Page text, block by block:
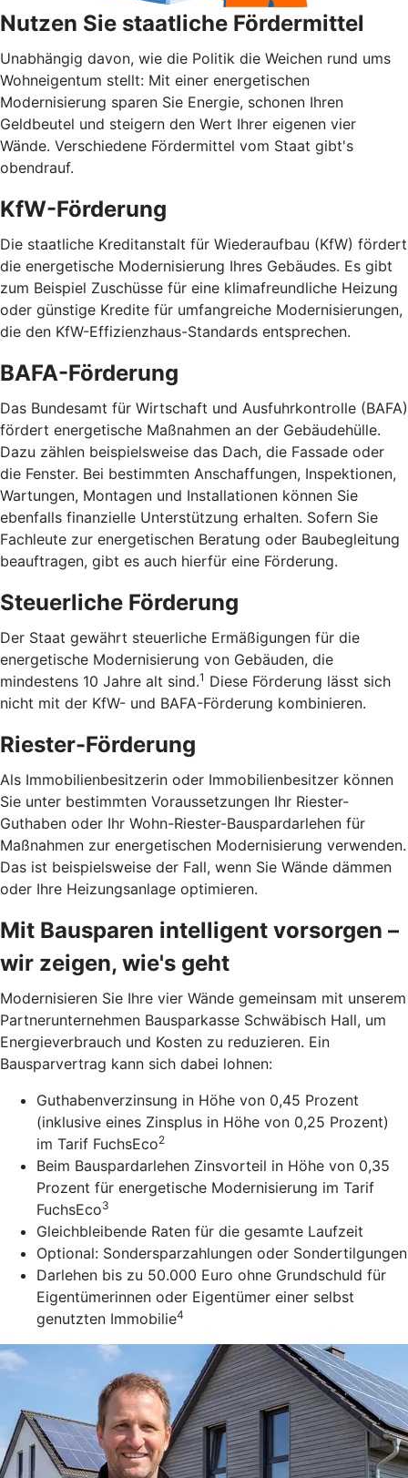
Nutzen Sie staatliche Fördermittel
Unabhängig davon, wie die Politik die Weichen rund ums
Wohnei­gentum stellt: Mit einer energetischen
Modernisierung sparen Sie Energie, schonen Ihren
Geldbeutel und steigern den Wert Ihrer eigenen vier
Wände. Verschiedene Fördermittel vom Staat gibt's
obendrauf.
KfW-Förderung
Die staatliche Kreditanstalt für Wiederaufbau (KfW) fördert
die energetische Modernisierung Ihres Gebäudes. Es gibt
zum Beispiel Zuschüsse für eine klimafreundliche Heizung
oder günstige Kredite für umfangreiche Modernisierungen,
die den KfW-Effizienzhaus-Standards entsprechen.
BAFA-Förderung
Das Bundesamt für Wirtschaft und Ausfuhrkontrolle (BAFA)
fördert energetische Maßnahmen an der Gebäudehülle.
Dazu zählen beispielsweise das Dach, die Fassade oder
die Fenster. Bei bestimmten Anschaffungen, Inspektionen,
Wartungen, Montagen und Installationen können Sie
ebenfalls finanzielle Unterstützung erhalten. Sofern Sie
Fachleute zur energetischen Beratung oder Baubegleitung
beauftragen, gibt es auch hierfür eine Förderung.
Steuerliche Förderung
Der Staat gewährt steuerliche Ermäßigungen für die
energetische Modernisierung von Gebäuden, die
mindestens 10 Jahre alt sind.1 Diese Förderung lässt sich
nicht mit der KfW- und BAFA-Förderung kombinieren.
Riester-Förderung
Als Immobilienbesitzerin oder Immobilienbesitzer können
Sie unter bestimmten Voraussetzungen Ihr Riester-
Guthaben oder Ihr Wohn-Riester-Bau­spardarlehen für
Maßnahmen zur energetischen Modernisierung verwenden.
Das ist beispielsweise der Fall, wenn Sie Wände dämmen
oder Ihre Heizungsanlage optimieren.
Mit Bausparen intelligent vorsorgen –
wir zeigen, wie's geht
Modernisieren Sie Ihre vier Wände gemeinsam mit unserem
Partnerunternehmen Bausparkasse Schwäbisch Hall, um
Energieverbrauch und Kosten zu reduzieren. Ein
Bausparvertrag kann sich dabei lohnen:
Guthabenverzinsung in Höhe von 0,45 Prozent
(inklusive eines Zinsplus in Höhe von 0,25 Prozent)
im Tarif FuchsEco2
Beim Bauspardarlehen Zinsvorteil in Höhe von 0,35
Prozent für energetische Modernisierung im Tarif
FuchsEco3
Gleichbleibende Raten für die gesamte Laufzeit
Optional: Sondersparzahlungen oder Sondertilgungen
Darlehen bis zu 50.000 Euro ohne Grundschuld für
Eigentümerinnen oder Eigentümer einer selbst
genutzten Immobilie4